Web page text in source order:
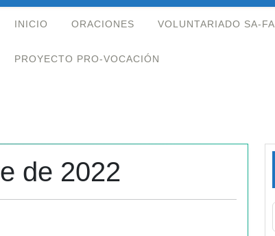
INICIO ORACIONES VOLUNTARIADO SA-FA
PROYECTO PRO-VOCACIÓN
de 2022